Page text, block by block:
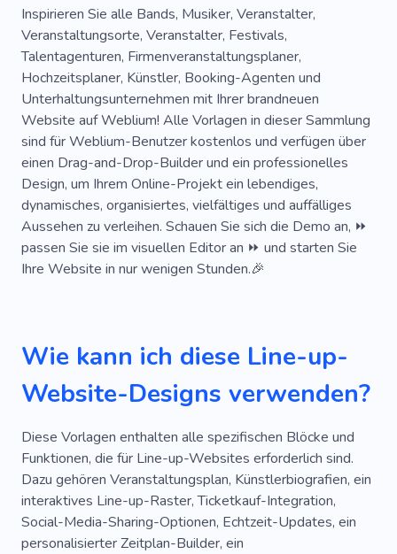
Zeit Mit Freunden
Lebendig
Gewinner
Kreativ
Spielerisch
Unternehmen
Warten
Nähe Hängend
Sofort
Pünktlich
Privatsphäre
Aufmerksamkeitsstark
Uhr
Übergabe
Barbier
Form Behalten
Über Nacht Sitzen
Pastell
Aufstand Wand
Alarm
Vorlagen Für Websites
Werkzeug
Inspirieren Sie alle Bands, Musiker, Veranstalter,
Veranstaltungsorte, Veranstalter, Festivals,
Talentagenturen, Firmenveranstaltungsplaner,
Hochzeitsplaner, Künstler, Booking-Agenten und
Unterhaltungsunternehmen mit Ihrer brandneuen
Website auf Weblium! Alle Vorlagen in dieser Sammlung
sind für Weblium-Benutzer kostenlos und verfügen über
einen Drag-and-Drop-Builder und ein professionelles
Design, um Ihrem Online-Projekt ein lebendiges,
dynamisches, organisiertes, vielfältiges und auffälliges
Aussehen zu verleihen. Schauen Sie sich die Demo an, ⏩
passen Sie sie im visuellen Editor an ⏩ und starten Sie
Ihre Website in nur wenigen Stunden.🎉
Wie kann ich diese Line-up-
Website-Designs verwenden?
Diese Vorlagen enthalten alle spezifischen Blöcke und
Funktionen, die für Line-up-Websites erforderlich sind.
Dazu gehören Veranstaltungsplan, Künstlerbiografien, ein
interaktives Line-up-Raster, Ticketkauf-Integration,
Social-Media-Sharing-Optionen, Echtzeit-Updates, ein
personalisierter Zeitplan-Builder, ein